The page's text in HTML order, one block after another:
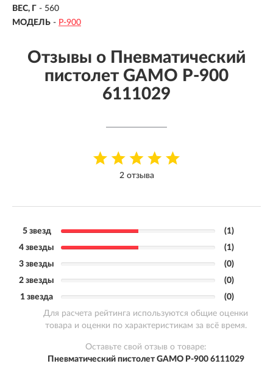
ВЕС, Г - 560
МОДЕЛЬ - P-900
Отзывы о Пневматический
пистолет GAMO P-900
6111029
2 отзыва
5 звезд
(1)
4 звезды
(1)
3 звезды
(0)
2 звезды
(0)
1 звезда
(0)
Для расчета рейтинга используются общие оценки
товара и оценки по характеристикам за всё время.
Оставьте свой отзыв о товаре:
Пневматический пистолет GAMO P-900 6111029